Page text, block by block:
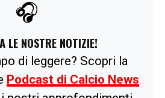
🎧
LE NOSTRE NOTIZIE!
di leggere? Scopri la
Podcast di Calcio News